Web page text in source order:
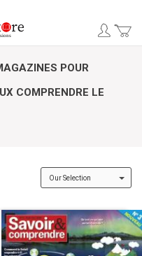
POUR
COMPRENDRE LE